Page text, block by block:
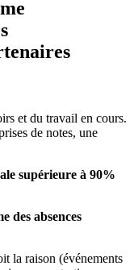
et du travail en cours.
de notes, une
supérieure à 90%
des absences
la raison (événements